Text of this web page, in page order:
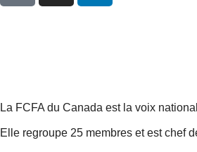
k
s
a
n
La FCFA du Canada est la voix
Elle regroupe 25 membres et est chef